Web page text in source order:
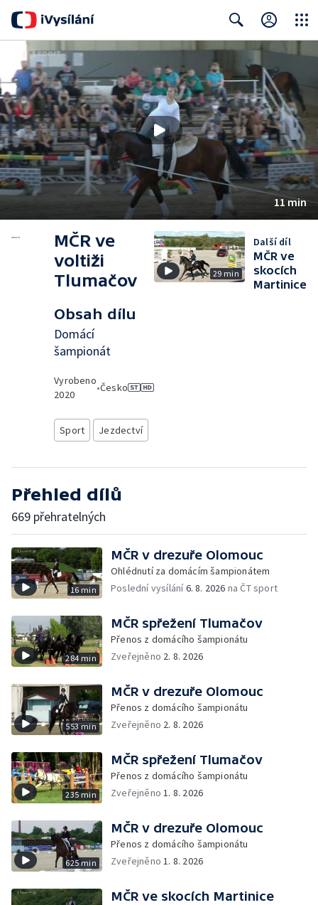
Search
11 min
MČR ve
voltiži
Tlumačov
Obsah dílu
Domácí
šampionát
Vyrobeno
2020
•Česko
Sport Jezdectví
29 min
Další díl
MČR ve
skocích
Martinice
Přehled dílů
669 přehratelných
16 min
MČR v drezuře Olomouc
Ohlédnutí za domácím šampionátem
Poslední vysílání6. 8. 2026 na ČT sport
284 min
MČR spřežení Tlumačov
Přenos z domácího šampionátu
Zveřejněno 2. 8. 2026
553 min
MČR v drezuře Olomouc
Přenos z domácího šampionátu
Zveřejněno 2. 8. 2026
235 min
MČR spřežení Tlumačov
Přenos z domácího šampionátu
Zveřejněno1. 8. 2026
625 min
MČR v drezuře Olomouc
Přenos z domácího šampionátu
Zveřejněno1. 8. 2026
MČR ve skocích Martinice